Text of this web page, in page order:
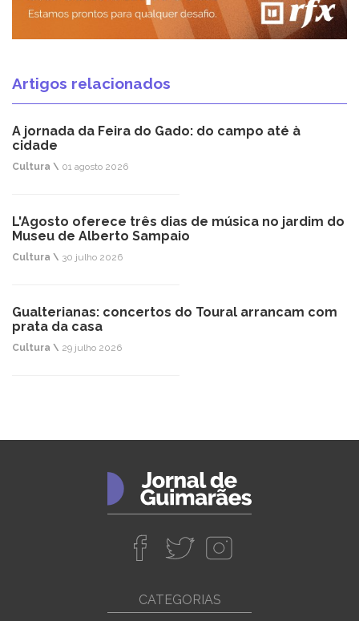
Artigos relacionados
A jornada da Feira do Gado: do campo até à
cidade
Cultura \ 01 agosto 2026
L'Agosto oferece três dias de música no jardim do
Museu de Alberto Sampaio
Cultura \ 30 julho 2026
Gualterianas: concertos do Toural arrancam com
prata da casa
Cultura \ 29 julho 2026
CATEGORIAS